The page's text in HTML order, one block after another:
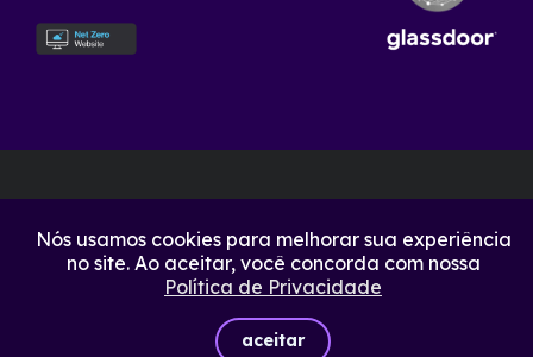
Nós usamos cookies para melhorar sua experiência
no site. Ao aceitar, você concorda com nossa
Política de Privacidade
aceitar